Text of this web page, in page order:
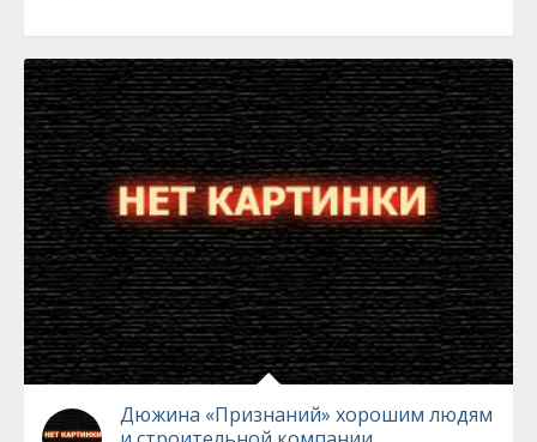
Дюжина «Признаний» хорошим людям